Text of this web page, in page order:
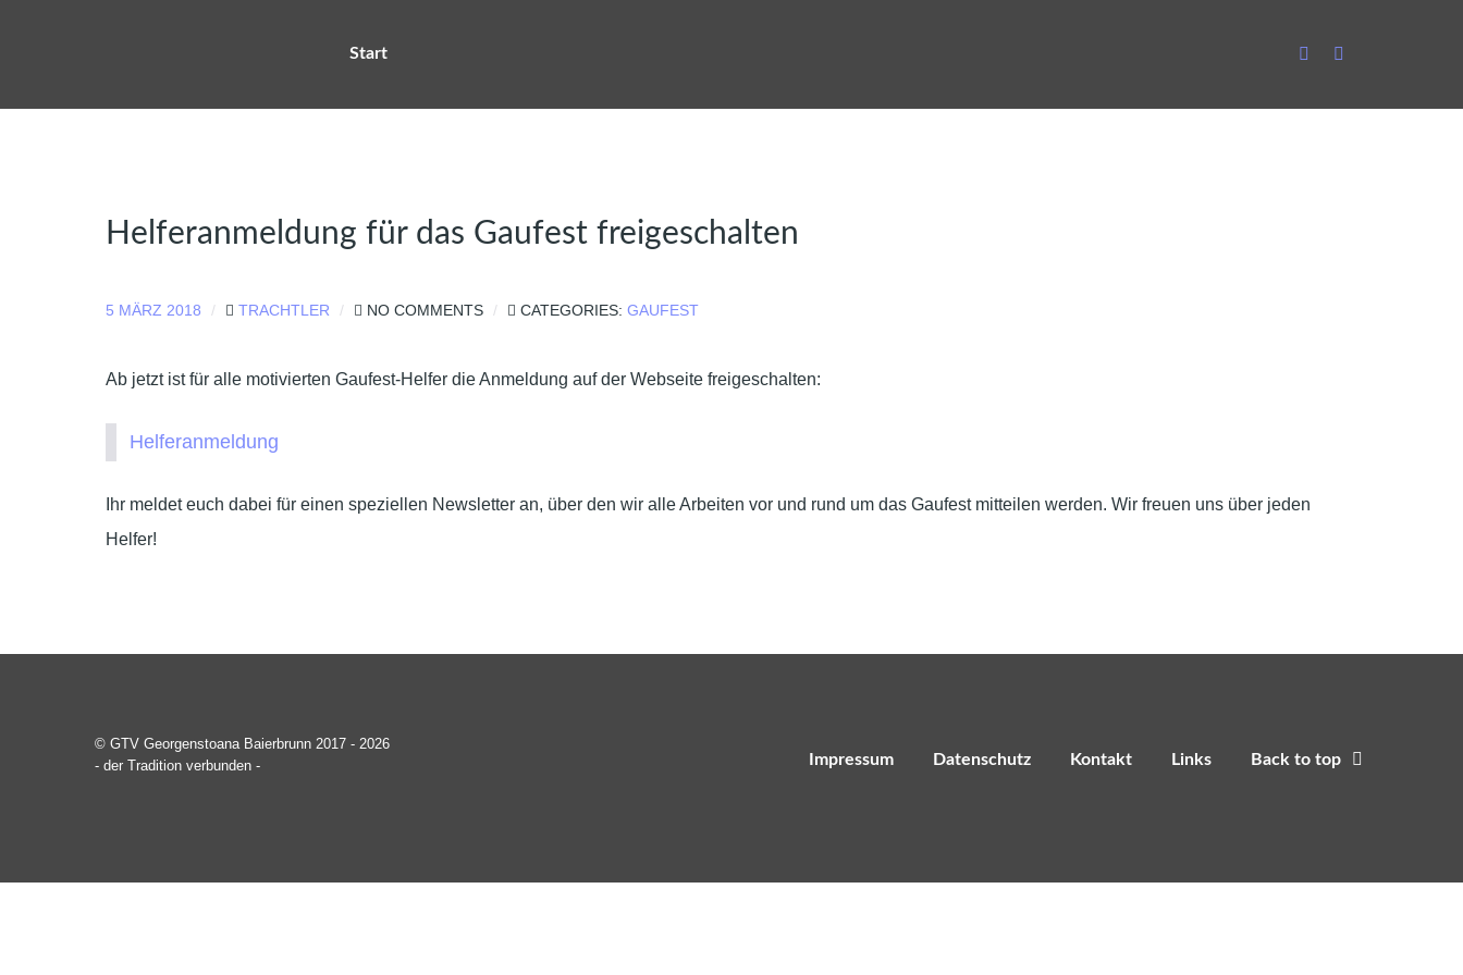
Start
Helferanmeldung für das Gaufest freigeschalten
5 MÄRZ 2018 TRACHTLER NO COMMENTS CATEGORIES: GAUFEST
Ab jetzt ist für alle motivierten Gaufest-Helfer die Anmeldung auf der Webseite freigeschalten:
Helferanmeldung
Ihr meldet euch dabei für einen speziellen Newsletter an, über den wir alle Arbeiten vor und rund um das Gaufest mitteilen werden. Wir freuen uns über jeden
Helfer!
© GTV Georgenstoana Baierbrunn 2017 - 2026
- der Tradition verbunden -
Impressum Datenschutz Kontakt Links Back to top